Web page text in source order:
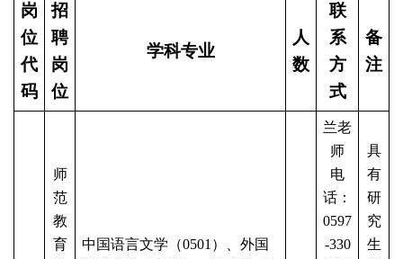
岗
位
代
码
招
聘
岗
位
学科专业
人
数
联
系
方
式
备
注
师
范
教
育
中国语言文学（0501）、外国
兰老
师
电
话：
0597
-330
具
有
研
究
生